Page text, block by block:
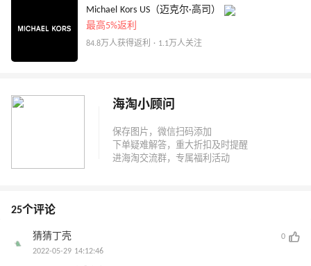
Michael Kors US（迈克尔·高司）
最高5%返利
84.8万人获得返利 · 1.1万人关注
海淘小顾问
25个评论
猜猜丁壳
0
2022-05-29 14:12:46